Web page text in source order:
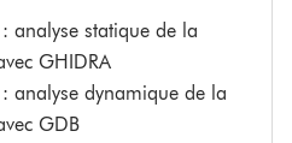
analyse statique de la
GHIDRA
analyse dynamique de la
GDB